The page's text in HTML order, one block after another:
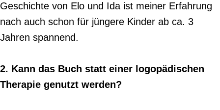
Geschichte von Elo und Ida ist meiner Erfahrung
nach auch schon für jüngere Kinder ab ca. 3
Jahren spannend.
2. Kann das Buch statt einer logopädischen
Therapie genutzt werden?